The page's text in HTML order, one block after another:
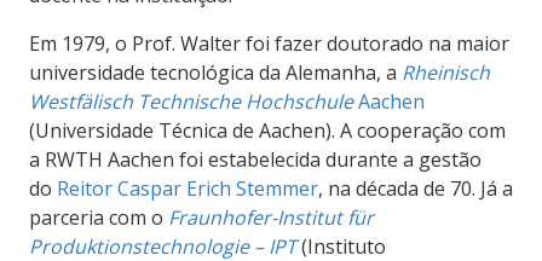
Em 1979, o Prof. Walter foi fazer doutorado na maior
universidade tecnológica da Alemanha, a Rheinisch
Westfälisch Technische HochschuleAachen
(Universidade Técnica de Aachen). A cooperação com
a RWTH Aachen foi estabelecida durante a gestão
do Reitor Caspar Erich Stemmer, na década de 70. Já a
parceria com o Fraunhofer-Institut für
Produktionstechnologie – IPT(Instituto